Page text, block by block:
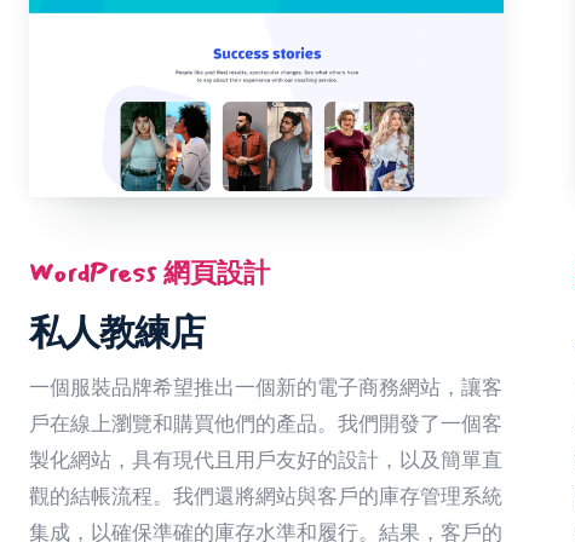
WordPress 網頁設計
私人教練店
一個服裝品牌希望推出一個新的電子商務網站，讓客
戶在線上瀏覽和購買他們的產品。我們開發了一個客
製化網站，具有現代且用戶友好的設計，以及簡單直
觀的結帳流程。我們還將網站與客戶的庫存管理系統
集成，以確保準確的庫存水準和履行。結果，客戶的